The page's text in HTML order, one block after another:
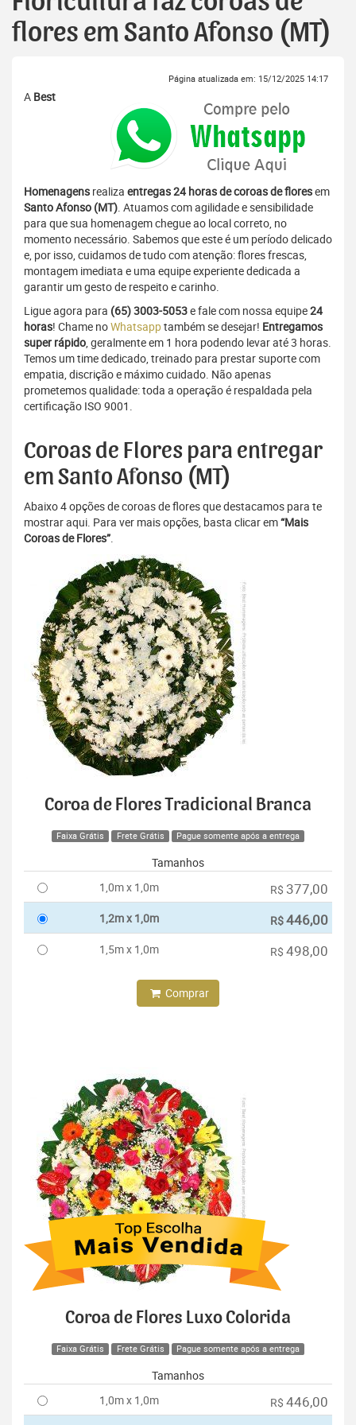
flores em Santo Afonso (MT)
Página atualizada em: 15/12/2025 14:17
A Best
Homenagens realiza entregas 24 horas de coroas de floresem
Santo Afonso (MT). Atuamos com agilidade e sensibilidade
para que sua homenagem chegue ao local correto, no
momento necessário. Sabemos que este é um período delicado
e, por isso, cuidamos de tudo com atenção: flores frescas,
montagem imediata e uma equipe experiente dedicada a
garantir um gesto de respeito e carinho.
Ligue agora para (65) 3003-5053e fale com nossa equipe24
horas! Chame noWhatsapptambém se desejar! Entregamos
super rápido, geralmente em 1 hora podendo levar até 3 horas.
Temos um time dedicado, treinado para prestar suporte com
empatia, discrição e máximo cuidado. Não apenas
prometemos qualidade: toda a operação é respaldada pela
certificação ISO 9001.
Coroas de Flores para entregar
em Santo Afonso (MT)
Abaixo 4 opções de coroas de flores que destacamos para te
mostrar aqui. Para ver mais opções, basta clicar em“Mais
Coroas de Flores”.
Coroa de Flores Tradicional Branca
Faixa Grátis Frete Grátis Pague somente após a entrega
Tamanhos
1,0m x 1,0m
R$ 377,00
1,2m x 1,0m R$446,00
1,5m x 1,0m R$ 498,00
Comprar
Coroa de Flores Luxo Colorida
Faixa Grátis Frete Grátis Pague somente após a entrega
Tamanhos
1,0m x 1,0m
R$ 446,00